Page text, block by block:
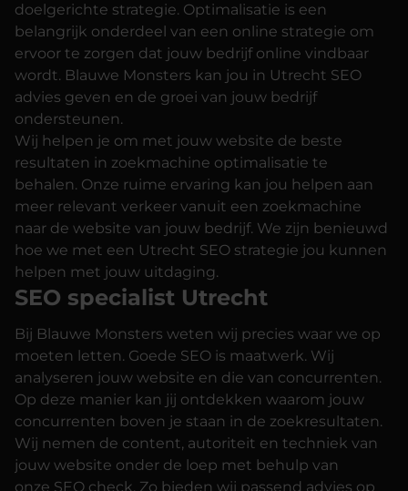
doelgerichte strategie. Optimalisatie is een
belangrijk onderdeel van een online strategie om
ervoor te zorgen dat jouw bedrijf online vindbaar
wordt. Blauwe Monsters kan jou in Utrecht SEO
advies geven en de groei van jouw bedrijf
ondersteunen.
Wij helpen je om met jouw website de beste
resultaten in zoekmachine optimalisatie te
behalen. Onze ruime ervaring kan jou helpen aan
meer relevant verkeer vanuit een zoekmachine
naar de website van jouw bedrijf. We zijn benieuwd
hoe we met een Utrecht SEO strategie jou kunnen
helpen met jouw uitdaging.
SEO specialist Utrecht
Bij Blauwe Monsters weten wij precies waar we op
moeten letten. Goede SEO is maatwerk. Wij
analyseren jouw website en die van concurrenten.
Op deze manier kan jij ontdekken waarom jouw
concurrenten boven je staan in de zoekresultaten.
Wij nemen de content, autoriteit en techniek van
jouw website onder de loep met behulp van
onze SEO check. Zo bieden wij passend advies op